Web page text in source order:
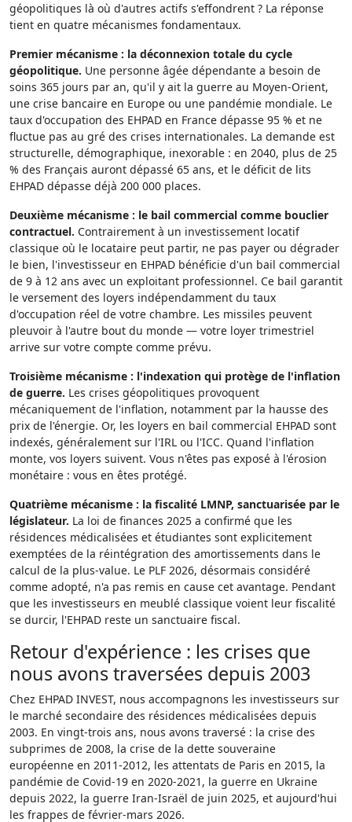
géopolitiques là où d'autres actifs s'effondrent ? La réponse
tient en quatre mécanismes fondamentaux.
Premier mécanisme : la déconnexion totale du cycle
géopolitique. Une personne âgée dépendante a besoin de
soins 365 jours par an, qu'il y ait la guerre au Moyen-Orient,
une crise bancaire en Europe ou une pandémie mondiale. Le
taux d'occupation des EHPAD en France dépasse 95 % et ne
fluctue pas au gré des crises internationales. La demande est
structurelle, démographique, inexorable : en 2040, plus de 25
% des Français auront dépassé 65 ans, et le déficit de lits
EHPAD dépasse déjà 200 000 places.
Deuxième mécanisme : le bail commercial comme bouclier
contractuel. Contrairement à un investissement locatif
classique où le locataire peut partir, ne pas payer ou dégrader
le bien, l'investisseur en EHPAD bénéficie d'un bail commercial
de 9 à 12 ans avec un exploitant professionnel. Ce bail garantit
le versement des loyers indépendamment du taux
d'occupation réel de votre chambre. Les missiles peuvent
pleuvoir à l'autre bout du monde — votre loyer trimestriel
arrive sur votre compte comme prévu.
Troisième mécanisme : l'indexation qui protège de l'inflation
de guerre. Les crises géopolitiques provoquent
mécaniquement de l'inflation, notamment par la hausse des
prix de l'énergie. Or, les loyers en bail commercial EHPAD sont
indexés, généralement sur l'IRL ou l'ICC. Quand l'inflation
monte, vos loyers suivent. Vous n'êtes pas exposé à l'érosion
monétaire : vous en êtes protégé.
Quatrième mécanisme : la fiscalité LMNP, sanctuarisée par le
législateur. La loi de finances 2025 a confirmé que les
résidences médicalisées et étudiantes sont explicitement
exemptées de la réintégration des amortissements dans le
calcul de la plus-value. Le PLF 2026, désormais considéré
comme adopté, n'a pas remis en cause cet avantage. Pendant
que les investisseurs en meublé classique voient leur fiscalité
se durcir, l'EHPAD reste un sanctuaire fiscal.
Retour d'expérience : les crises que
nous avons traversées depuis 2003
Chez EHPAD INVEST, nous accompagnons les investisseurs sur
le marché secondaire des résidences médicalisées depuis
2003. En vingt-trois ans, nous avons traversé : la crise des
subprimes de 2008, la crise de la dette souveraine
européenne en 2011-2012, les attentats de Paris en 2015, la
pandémie de Covid-19 en 2020-2021, la guerre en Ukraine
depuis 2022, la guerre Iran-Israël de juin 2025, et aujourd'hui
les frappes de février-mars 2026.